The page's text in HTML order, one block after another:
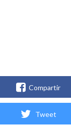
Compartir
Tweet